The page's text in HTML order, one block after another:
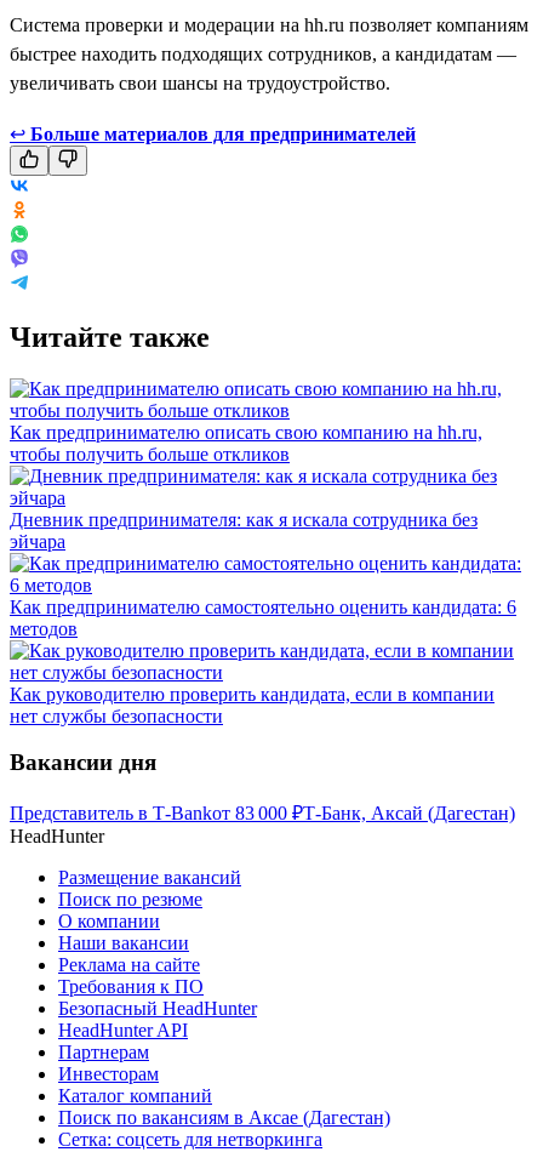
Система проверки и модерации на hh.ru позволяет компаниям
быстрее находить подходящих сотрудников, а кандидатам —
увеличивать свои шансы на трудоустройство.
↩ Больше материалов для предпринимателей
Читайте также
Как предпринимателю описать свою компанию на hh.ru,
чтобы получить больше откликов
Дневник предпринимателя: как я искала сотрудника без
эйчара
Как предпринимателю самостоятельно оценить кандидата: 6
методов
Как руководителю проверить кандидата, если в компании
нет службы безопасности
Вакансии дня
Представитель в Т-Bankот 83 000 ₽Т-Банк, Аксай (Дагестан)
HeadHunter
Размещение вакансий
Поиск по резюме
О компании
Наши вакансии
Реклама на сайте
Требования к ПО
Безопасный HeadHunter
HeadHunter API
Партнерам
Инвесторам
Каталог компаний
Поиск по вакансиям в Аксае (Дагестан)
Сетка: соцсеть для нетворкинга